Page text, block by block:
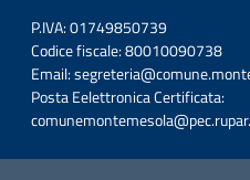
P.IVA: 01749850739
Codice fiscale: 80010090738
Email:
Posta Eelettronica Certificata: